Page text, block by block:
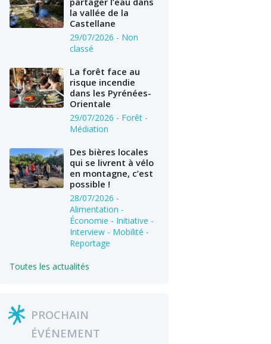
la vallée de la
Castellane
29/07/2026 - Non
classé
La forêt face au
risque incendie
dans les Pyrénées-
Orientale
29/07/2026 - Forêt -
Médiation
Des bières locales
qui se livrent à vélo
en montagne, c’est
possible !
28/07/2026 -
Alimentation -
Économie - Initiative -
Interview - Mobilité -
Reportage
Toutes les actualités
PROCHAIN
ÉVÉNEMENT